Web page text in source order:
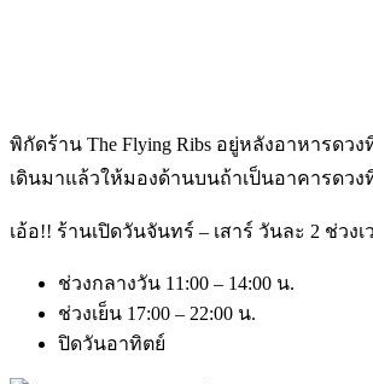
พิกัดร้าน The Flying Ribs อยู่หลังอาหารด
เดินมาแล้วให้มองด้านบนถ้าเป็นอาคารดว
เอ้อ!! ร้านเปิดวันจันทร์ – เสาร์ วันละ 2 ช่วงเ
ช่วงกลางวัน 11:00 – 14:00 น.
ช่วงเย็น 17:00 – 22:00 น.
ปิดวันอาทิตย์